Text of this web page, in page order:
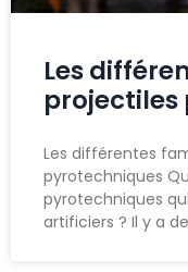
Les
Les différentes
pyrotechniques
pyrotechniques
artificiers ? Il y a